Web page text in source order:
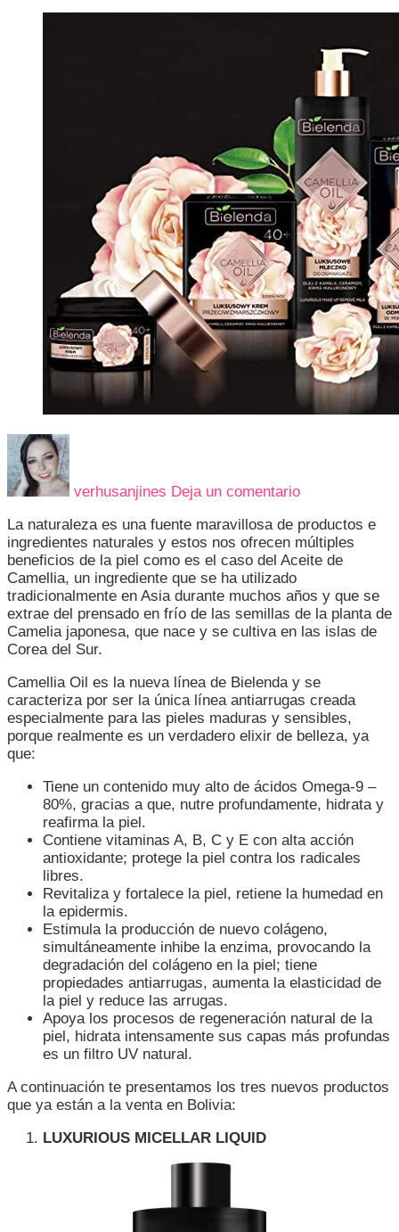
verhusanjines Deja un comentarioCAMELIA:
A
BOLIVIA
La naturaleza es una fuente maravillosa de productos e
ingredientes naturales y estos nos ofrecen múltiples
beneficios de la piel como es el caso del Aceite de
Camellia, un ingrediente que se ha utilizado
tradicionalmente en Asia durante muchos años y que se
extrae del prensado en frío de las semillas de la planta de
Camelia japonesa, que nace y se cultiva en las islas de
Corea del Sur.
Camellia Oil es la nueva línea de Bielenda y se
caracteriza por ser la única línea antiarrugas creada
especialmente para las pieles maduras y sensibles,
porque realmente es un verdadero elixir de belleza, ya
que:
Tiene un contenido muy alto de ácidos Omega-9 –
80%, gracias a que, nutre profundamente, hidrata y
reafirma la piel.
Contiene vitaminas A, B, C y E con alta acción
antioxidante; protege la piel contra los radicales
libres.
Revitaliza y fortalece la piel, retiene la humedad en
la epidermis.
Estimula la producción de nuevo colágeno,
simultáneamente inhibe la enzima, provocando la
degradación del colágeno en la piel; tiene
propiedades antiarrugas, aumenta la elasticidad de
la piel y reduce las arrugas.
Apoya los procesos de regeneración natural de la
piel, hidrata intensamente sus capas más profundas
es un filtro UV natural.
A continuación te presentamos los tres nuevos productos
que ya están a la venta en Bolivia:
LUXURIOUS MICELLAR LIQUID